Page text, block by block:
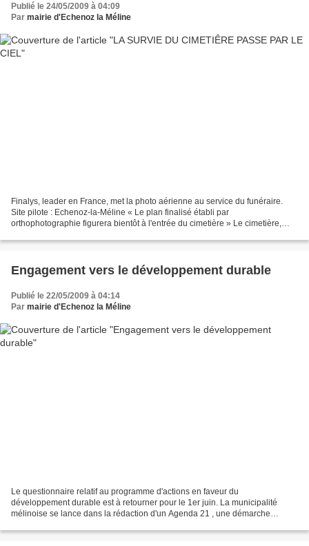
Publié le 24/05/2009 à 04:09
Par mairie d'Echenoz la Méline
Finalys, leader en France, met la photo aérienne au service du funéraire.
Site pilote : Echenoz-la-Méline « Le plan finalisé établi par
orthophotographie figurera bientôt à l'entrée du cimetière » Le cimetière,
Engagement vers le développement durable
Publié le 22/05/2009 à 04:14
Par mairie d'Echenoz la Méline
Le questionnaire relatif au programme d'actions en faveur du
développement durable est à retourner pour le 1er juin. La municipalité
mélinoise se lance dans la rédaction d'un Agenda 21 , une démarche